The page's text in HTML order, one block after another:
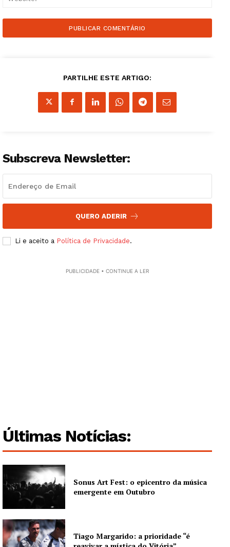
PARTILHE ESTE ARTIGO:
Subscreva Newsletter:
QUERO ADERIR
Li e aceito a Política de Privacidade.
PUBLICIDADE • CONTINUE A LER
Últimas Notícias:
Sonus Art Fest: o epicentro da música
emergente em Outubro
Tiago Margarido: a prioridade “é